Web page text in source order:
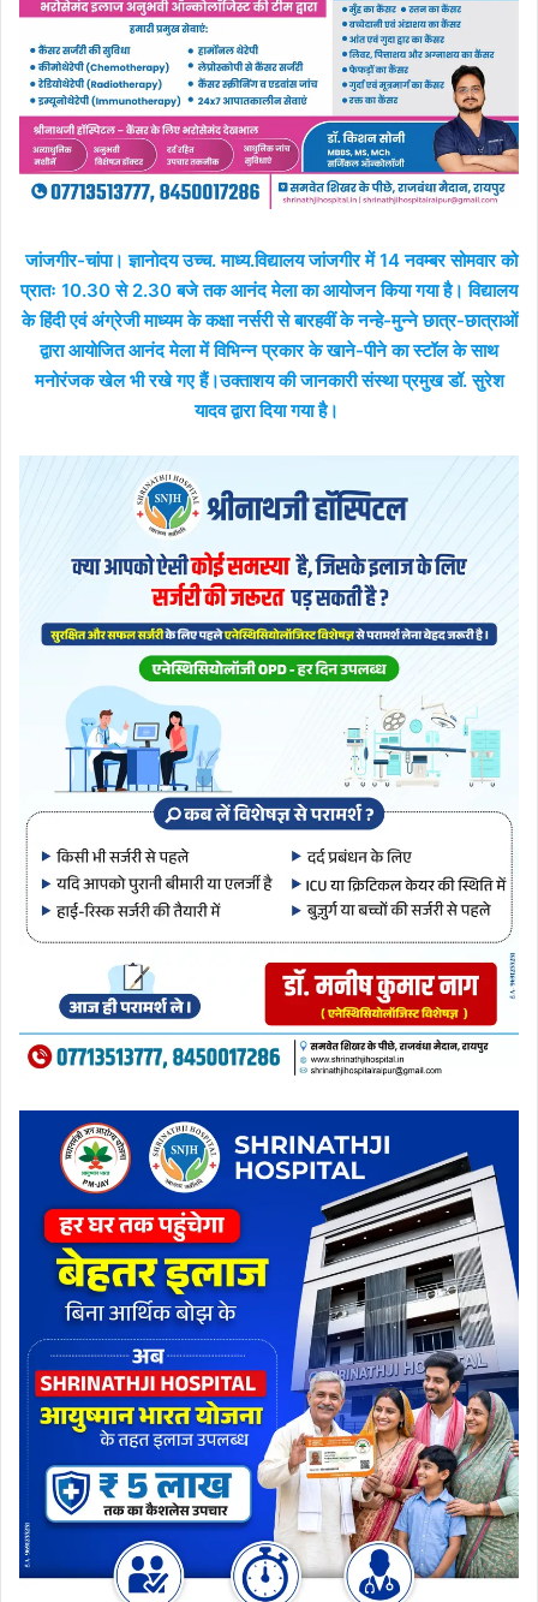
जांजगीर-चांपा। ज्ञानोदय उच्च. माध्य.विद्यालय जांजगीर में 14 नवम्बर सोमवार को
प्रातः 10.30 से 2.30 बजे तक आनंद मेला का आयोजन किया गया है। विद्यालय
के हिंदी एवं अंग्रेजी माध्यम के कक्षा नर्सरी से बारहवीं के नन्हे-मुन्ने छात्र-छात्राओं
द्वारा आयोजित आनंद मेला में विभिन्न प्रकार के खाने-पीने का स्टॉल के साथ
मनोरंजक खेल भी रखे गए हैं।उक्ताशय की जानकारी संस्था प्रमुख डॉ. सुरेश
यादव द्वारा दिया गया है।